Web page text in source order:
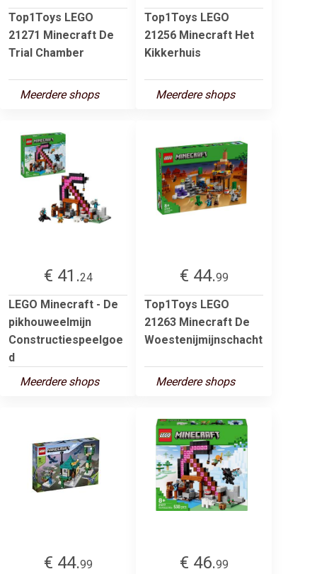
Top1Toys LEGO
21271 Minecraft De
Trial Chamber
Meerdere shops
Top1Toys LEGO
21256 Minecraft Het
Kikkerhuis
Meerdere shops
€ 41.24
LEGO Minecraft - De
pikhouweelmijn
Constructiespeelgoe
d
Meerdere shops
€ 44.99
Top1Toys LEGO
21263 Minecraft De
Woestenijmijnschacht
Meerdere shops
€ 44.99
€ 46.99